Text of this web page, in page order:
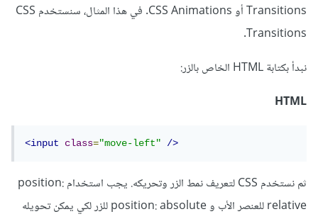
Transitions أو CSS Animations. في هذا المثال، سنستخدم CSS
Transitions.
نبدأ بكتابة HTML الخاص بالزر:
HTML
<input class="move-left" />
ثم نستخدم CSS لتعريف نمط الزر وتحريكه. يجب استخدام position:
relative للعنصر الأب و position: absolute للزر لكي يمكن تحويله